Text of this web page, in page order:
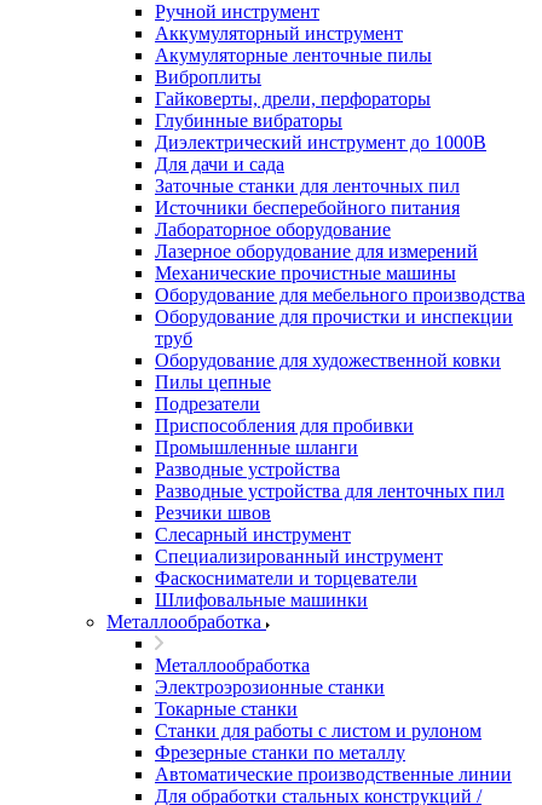
Ручной инструмент
Аккумуляторный инструмент
Акумуляторные ленточные пилы
Виброплиты
Гайковерты, дрели, перфораторы
Глубинные вибраторы
Диэлектрический инструмент до 1000В
Для дачи и сада
Заточные станки для ленточных пил
Источники бесперебойного питания
Лабораторное оборудование
Лазерное оборудование для измерений
Механические прочистные машины
Оборудование для мебельного производства
Оборудование для прочистки и инспекции
труб
Оборудование для художественной ковки
Пилы цепные
Подрезатели
Приспособления для пробивки
Промышленные шланги
Разводные устройства
Разводные устройства для ленточных пил
Резчики швов
Слесарный инструмент
Специализированный инструмент
Фаскосниматели и торцеватели
Шлифовальные машинки
Металлообработка
Металлообработка
Электроэрозионные станки
Токарные станки
Станки для работы с листом и рулоном
Фрезерные станки по металлу
Автоматические производственные линии
Для обработки стальных конструкций /